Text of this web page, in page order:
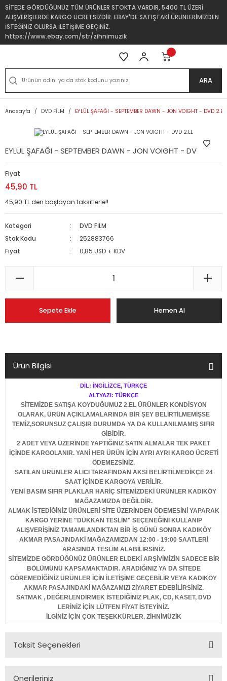
SİTEDE GÖRDÜĞÜNÜZ TÜM ÜRÜNLER STOKTA VARDIR, 5400 TL ÜZERİ
ALIŞVERİŞLERDE KARGO ÜCRETSİZDİR. EBAY'DE SATIŞTAKİ ÜRÜNLERİMİZDEN
İSTEĞİNİZ OLURSA İLETİŞİME GEÇİNİZ.
https://www.ebay.com/str/zihnimuzik
ARA
Anasayfa DVD FİLM EYLÜL ŞAFAĞI - SEPTEMBER DAWN - JON VOIGHT - DVD 2.EL
EYLÜL ŞAFAĞI - SEPTEMBER DAWN - JON VOIGHT - DVD 2.EL
Fiyat
45,90 TL
45,90 TL den başlayan taksitlerle!!
Kategori
DVD FİLM
Stok Kodu
252883766
Fiyat
0,85 USD + KDV
Sepete Ekle Hemen Al
Ürün Bilgisi
DİL: İNGİLİZCE, TÜRKÇE
ALTYAZI: TÜRKÇE
SİTEMİZDE SATIŞA KOYDUĞUMUZ 2.EL ÜRÜNLER KONDİSYON
OLARAK, ÜRÜN AÇIKLAMALARINDA BİR ŞEY BELİRTİLMEMİŞSE
TEMİZ,SORUNSUZ ÇALIŞIR DURUMDA YA DA KULLANILMAMIŞ SIFIR
GİBİDİR.
2 ADET VEYA ÜZERİNDE YAPTIĞINIZ SATIN ALMALAR TEK PAKET
İÇİNDE KARGOLANIR. YANİ HER ÜRÜN İÇİN AYRI AYRI KARGO ÜCRETİ
ÖDEMEZSİNİZ.
SATILAN ÜRÜNLER ALICI TARAFINDAN AKSİ BELİRTİLMEDİKÇE 24
SAAT İÇİNDE KARGOYA VERİLİR.
YENİ BASIM SIFIR PLAKLAR HARİÇ SİTEMİZDEKİ ÜRÜNLER KADIKÖY
MAĞAZAMIZDA DEĞİLDİR.
ALMAK İSTEDİĞİNİZ ÜRÜNLERİ SİTE ÜZERİNDEN ÖDEMESİNİ YAPARAK
KARGO YERİNE "DÜKKAN TESLİM" SEÇENEĞİNİ KULLANIP
ALIŞVERİŞİNİZ TAMAMLANDIKTAN BİR İŞ GÜNÜ SONRA KADIKÖY
AKMAR PASAJINDAKİ MAĞAZAMIZDAN 12:00 - 19:00 SAATLERİ
ARASINDA TESLİM ALABİLİRSİNİZ.
SİTEMİZDE GÖRDÜĞÜNÜZ ÜRÜNLER ELDEKİ ARŞİVİMİZİN SADECE BİR
BÖLÜMÜNÜ KAPSAMAKTADIR. ARADIĞINIZ YA DA SİTEDE
GÖREMEDİĞİNİZ ÜRÜNLER İÇİN İLETİŞİME GEÇEBİLİR VEYA KADIKÖY
AKMAR PASAJINDAKİ MAĞAZAMIZI ZİYARET EDEBİLİRSİNİZ.
SATMAK , DEĞERLENDİRMEK İSTEDİĞİNİZ PLAK, CD, KASET, DVD
LERİNİZ İÇİN LÜTFEN FİYAT İSTEYİNİZ.
İLGİNİZ İÇİN ÇOK TEŞEKKÜRLER. ZİHNİMÜZİK
Taksit Seçenekleri
Önerileriniz